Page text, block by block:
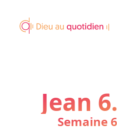
Jean
Semaine